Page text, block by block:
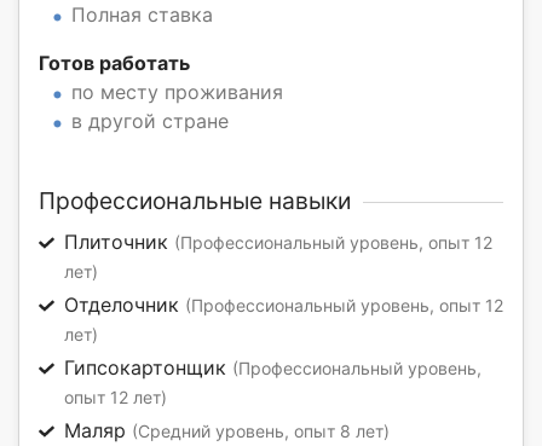
Полная ставка
Готов работать
по месту проживания
в другой стране
Профессиональные навыки
Плиточник (Профессиональный уровень, опыт 12
лет)
Отделочник (Профессиональный уровень, опыт 12
лет)
Гипсокартонщик (Профессиональный уровень,
опыт 12 лет)
Маляр (Средний уровень, опыт 8 лет)